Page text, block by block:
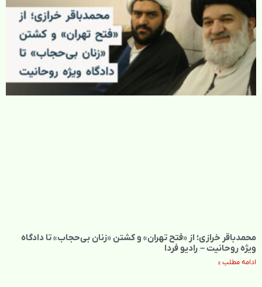
محمدباقر خرازی؛ از «فتح تهران» و کشتن «زنان بی‌حجاب» تا دادگاه
ویژه روحانیت – رادیو فردا
ادامه مطلب »